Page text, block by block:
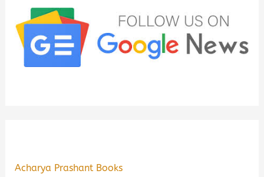
Acharya Prashant Books